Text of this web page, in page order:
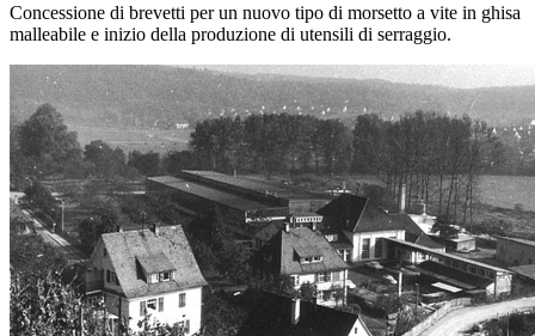
Concessione di brevetti per un nuovo tipo di morsetto a vite in ghisa
malleabile e inizio della produzione di utensili di serraggio.